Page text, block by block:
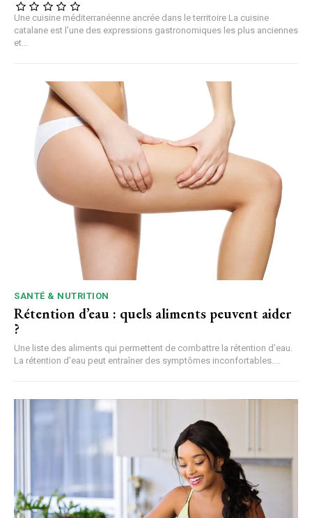
Une cuisine méditerranéenne ancrée dans le territoire La cuisine
catalane est l’une des expressions gastronomiques les plus anciennes
et...
SANTÉ & NUTRITION
Rétention d’eau : quels aliments peuvent aider
?
Une liste des aliments qui permettent de combattre la rétention d’eau.
La rétention d’eau peut entraîner des symptômes inconfortables....